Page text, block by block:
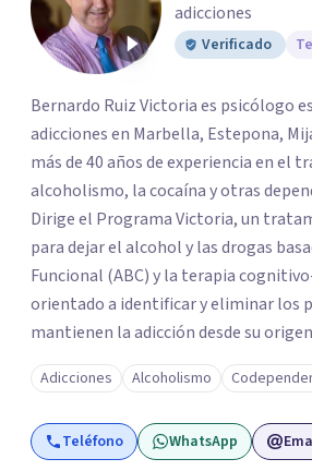
adicciones
Verificado
Bernardo Ruiz Victoria es psicólogo
adicciones en Marbella, Estepona,
más de 40 años de experiencia en el
alcoholismo, la cocaína y otras
Dirige el Programa Victoria, un
para dejar el alcohol y las drogas
Funcional (ABC) y la terapia
orientado a identificar y eliminar los
mantienen la adicción desde su
Adicciones Alcoholismo
Teléfono WhatsApp